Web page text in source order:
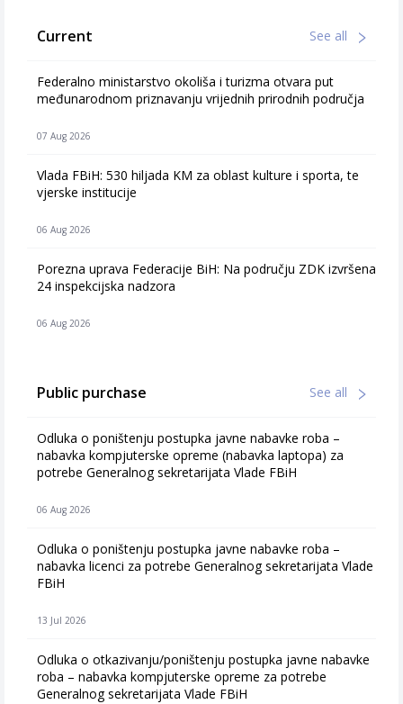
Current See all
Federalno ministarstvo okoliša i turizma otvara put
međunarodnom priznavanju vrijednih prirodnih područja
07 Aug 2026
Vlada FBiH: 530 hiljada KM za oblast kulture i sporta, te
vjerske institucije
06 Aug 2026
Porezna uprava Federacije BiH: Na području ZDK izvršena
24 inspekcijska nadzora
06 Aug 2026
Public purchase See all
Odluka o poništenju postupka javne nabavke roba –
nabavka kompjuterske opreme (nabavka laptopa) za
potrebe Generalnog sekretarijata Vlade FBiH
06 Aug 2026
Odluka o poništenju postupka javne nabavke roba –
nabavka licenci za potrebe Generalnog sekretarijata Vlade
FBiH
13 Jul 2026
Odluka o otkazivanju/poništenju postupka javne nabavke
roba – nabavka kompjuterske opreme za potrebe
Generalnog sekretarijata Vlade FBiH